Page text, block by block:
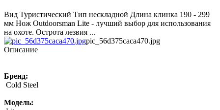
Вид Туристический Тип нескладной Длина клинка 190 - 299
мм Нож Outdoorsman Lite - лучший выбор для использования
на охоте. Острота лезвия ...
pic_56d375caca470.jpg
Описание
Бренд:
Cold Steel
Модель: